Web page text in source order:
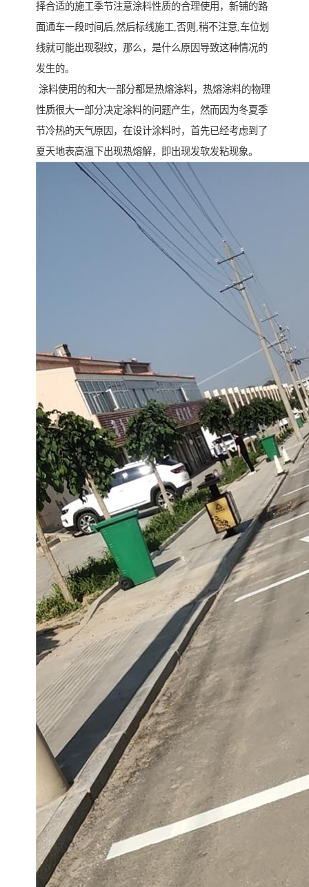
择合适的施工季节注意涂料性质的合理使用，新铺的路
面通车一段时间后,然后标线施工,否则,稍不注意,车位划
线就可能出现裂纹，那么，是什么原因导致这种情况的
发生的。
涂料使用的和大一部分都是热熔涂料，热熔涂料的物理
性质很大一部分决定涂料的问题产生，然而因为冬夏季
节冷热的天气原因，在设计涂料时，首先已经考虑到了
夏天地表高温下出现热熔解，即出现发软发粘现象。